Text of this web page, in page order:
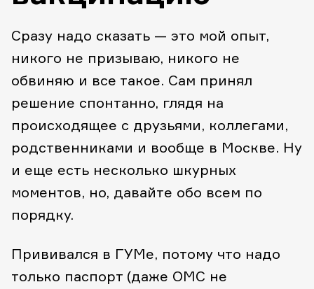
Сразу надо сказать — это мой опыт,
никого не призываю, никого не
обвиняю и все такое. Сам принял
решение спонтанно, глядя на
происходящее с друзьями, коллегами,
родственниками и вообще в Москве. Ну
и еще есть несколько шкурных
моментов, но, давайте обо всем по
порядку.
Прививался в ГУМе, потому что надо
только паспорт (даже ОМС не